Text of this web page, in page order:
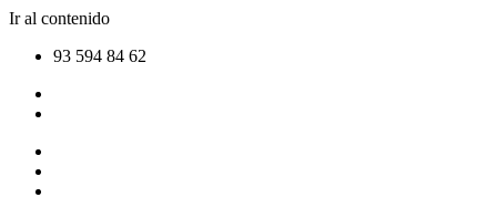
Ir al contenido
93 594 84 62